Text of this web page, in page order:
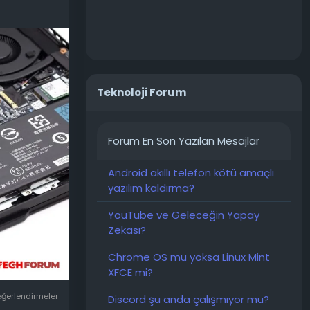
uygun
3D
düzey
Teknoloji Forum
Forum En Son Yazılan Mesajlar
Android akıllı telefon kötü amaçlı
yazılım kaldırma?
YouTube ve Geleceğin Yapay
Zekası?
Chrome OS mu yoksa Linux Mint
XFCE mi?
Discord şu anda çalışmıyor mu?